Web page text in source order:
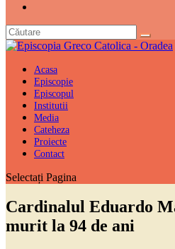
Acasa
Episcopie
Episcopul
Institutii
Media
Cateheza
Proiecte
Contact
Selectați Pagina
Cardinalul Eduardo
murit la 94 de ani